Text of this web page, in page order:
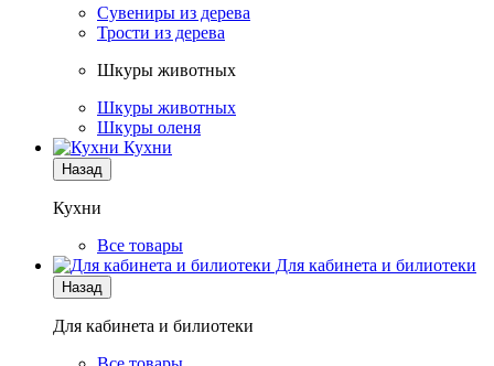
Сувениры из дерева
Трости из дерева
Шкуры животных
Шкуры животных
Шкуры оленя
Кухни
Назад
Кухни
Все товары
Для кабинета и билиотеки
Назад
Для кабинета и билиотеки